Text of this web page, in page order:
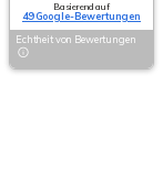
Basierend auf
49 Google-Bewertungen
Echtheit von Bewertungen